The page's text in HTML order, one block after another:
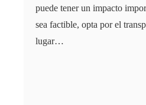
puede tener un impacto
sea factible, opta por el
lugar…